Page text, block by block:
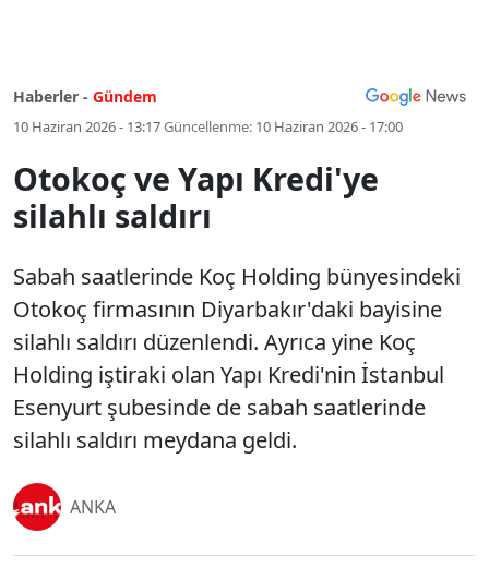
Haberler - Gündem
10 Haziran 2026 - 13:17Güncellenme: 10 Haziran 2026 - 17:00
Otokoç ve Yapı Kredi'ye
silahlı saldırı
Sabah saatlerinde Koç Holding bünyesindeki
Otokoç firmasının Diyarbakır'daki bayisine
silahlı saldırı düzenlendi. Ayrıca yine Koç
Holding iştiraki olan Yapı Kredi'nin İstanbul
Esenyurt şubesinde de sabah saatlerinde
silahlı saldırı meydana geldi.
ANKA